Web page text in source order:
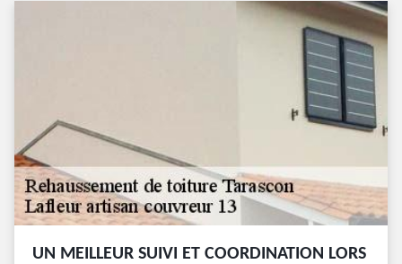
UN MEILLEUR SUIVI ET COORDINATION LORS